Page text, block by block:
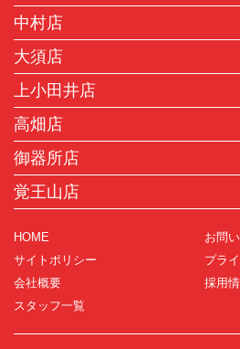
中村店
大須店
上小田井店
高畑店
御器所店
覚王山店
HOME
お問
サイトポリシー
プラ
会社概要
採用
スタッフ一覧